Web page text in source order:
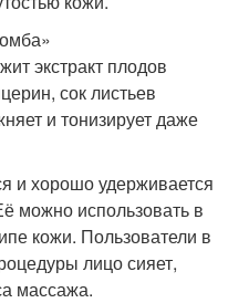
экстракт плодов
сок листьев
и тонизирует даже
и хорошо удерживается
можно использовать в
кожи. Пользователи в
лицо сияет,
массажа.